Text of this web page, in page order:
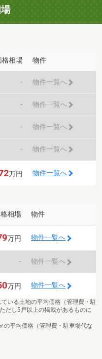
格相場 物件
- 物件一覧へ
- 物件一覧へ
- 物件一覧へ
- 物件一覧へ
万円 物件一覧へ
相場 物件
万円 物件一覧へ
- 物件一覧へ
万円 物件一覧へ
いる土地の平均価格（管理費・駐
だし5戸以上の掲載があるものに
平均価格（管理費・駐車場代な